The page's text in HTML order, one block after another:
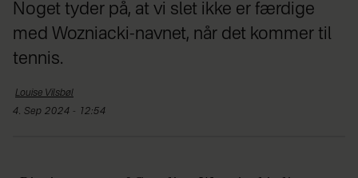
Noget tyder på, at vi slet ikke er færdige
med Wozniacki-navnet, når det kommer til
tennis.
Louise Vilsbøl
4. Sep 2024 - 12:54